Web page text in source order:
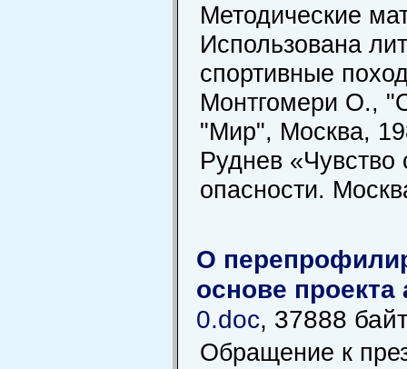
Методические
Использована
спортивные
Монтгомери О.,
"Мир", Москва,
Руднев «Чувство
опасности.
О
основе
0.doc, 37888
Обращение к